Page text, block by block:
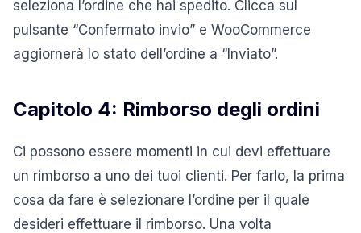
seleziona l’ordine che hai spedito. Clicca sul
pulsante “Confermato invio” e WooCommerce
aggiornerà lo stato dell’ordine a “Inviato”.
Capitolo 4: Rimborso degli ordini
Ci possono essere momenti in cui devi effettuare
un rimborso a uno dei tuoi clienti. Per farlo, la prima
cosa da fare è selezionare l’ordine per il quale
desideri effettuare il rimborso. Una volta